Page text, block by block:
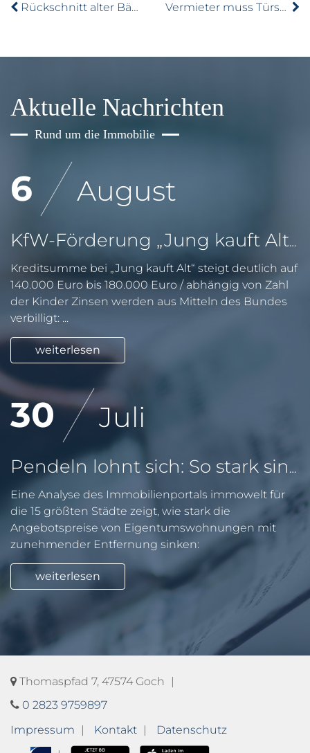
Rückschnitt alter Bäume kann Folgen haben
Vermieter muss Türspion dulden
Aktuelle Nachrichten
Rund um die Immobilie
6 August
KfW-Förderung „Jung kauft Alt“: Höhere Kredite ab August 2026
Kreditsumme bei „Jung kauft Alt“ steigt deutlich auf
140.000 Euro bis 180.000 Euro / abhängig von Zahl
der Kinder Zinsen werden aus Mitteln des Bundes
verbilligt: ...
weiterlesen
30 Juli
Pendeln lohnt sich: So stark sinken Wohnungspreise im Umland
Eine Analyse des Immobilienportals immowelt für
die 15 größten Städte zeigt, wie stark die
Angebotspreise von Eigentumswohnungen mit
zunehmender Entfernung sinken:
weiterlesen
Thomaspfad 7, 47574 Goch
0 2823 9759897
Impressum
Kontakt Datenschutz